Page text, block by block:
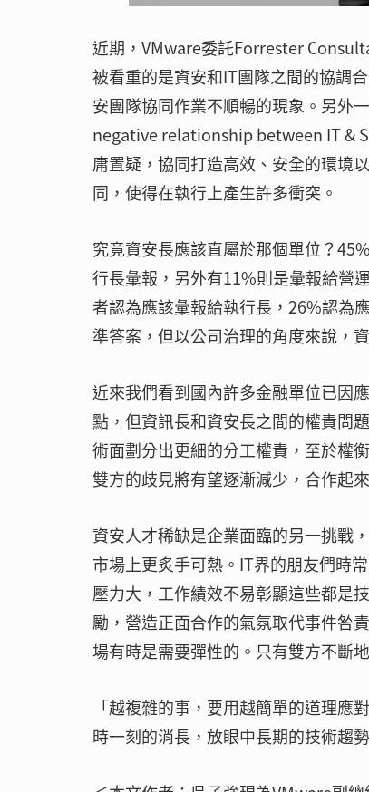
近期，VMware委託Forrester
被看重的是資安和IT團隊之間的協調
安團隊協同作業不順暢的現象。另外
negative relationship between IT &
庸置疑，協同打造高效、安全的環境
同，使得在執行上產生許多衝突。
究竟資安長應該直屬於那個單位？
行長彙報，另外有11%則是彙報給營
者認為應該彙報給執行長，26%認為
準答案，但以公司治理的角度來說，
近來我們看到國內許多金融單位已因
點，但資訊長和資安長之間的權責問
術面劃分出更細的分工權責，至於權
雙方的歧見將有望逐漸減少，合作起
資安人才稀缺是企業面臨的另一挑戰
市場上更炙手可熱。IT界的朋友們時
壓力大，工作績效不易彰顯這些都是
勵，營造正面合作的氣氛取代事件咎
場有時是需要彈性的。只有雙方不斷
「越複雜的事，要用越簡單的道理
時一刻的消長，放眼中長期的技術趨